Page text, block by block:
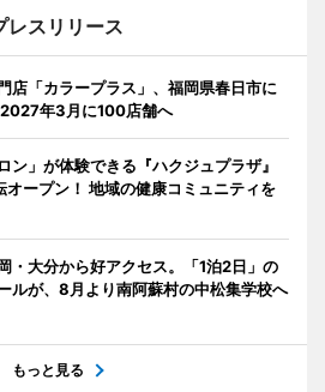
レスリリース
店「カラープラス」、福岡県春日市に
年3月に100店舗へ
ン」が体験できる『ハクジュプラザ』
ープン！ 地域の健康コミュニティを
・大分から好アクセス。「1泊2日」の
ルが、8月より南阿蘇村の中松集学校へ
もっと見る